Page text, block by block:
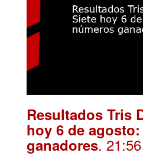
Resultados Tris
hoy 6 de
ganadores. 21:56